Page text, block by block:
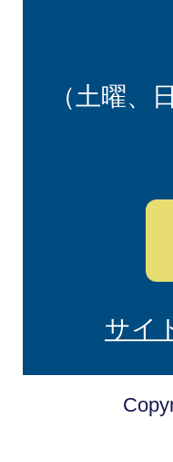
（土曜、
サイ